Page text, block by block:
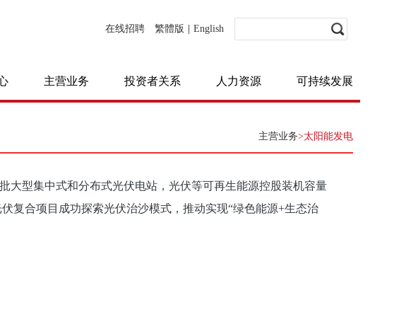
在线招聘 繁體版 English
主营业务 投资者关系 人力资源 可持续发展
主营业务>太阳能发电
大型集中式和分布式光伏电站，光伏等可再生能源控股装机容量
复合项目成功探索光伏治沙模式，推动实现“绿色能源+生态治